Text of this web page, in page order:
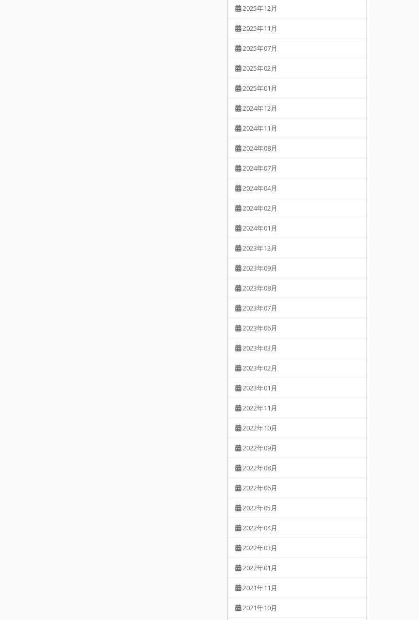
2025年12月
2025年11月
2025年07月
2025年02月
2025年01月
2024年12月
2024年11月
2024年08月
2024年07月
2024年04月
2024年02月
2024年01月
2023年12月
2023年09月
2023年08月
2023年07月
2023年06月
2023年03月
2023年02月
2023年01月
2022年11月
2022年10月
2022年09月
2022年08月
2022年06月
2022年05月
2022年04月
2022年03月
2022年01月
2021年11月
2021年10月